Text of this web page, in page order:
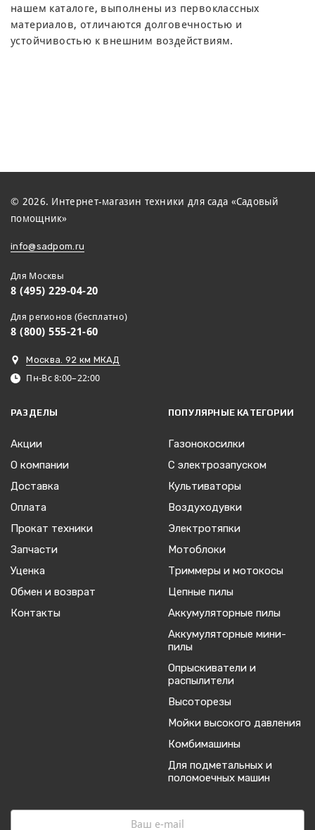
нашем каталоге, выполнены из первоклассных
материалов, отличаются долговечностью и
устойчивостью к внешним воздействиям.
© 2026. Интернет-магазин техники для сада «Садовый
помощник»
info@sadpom.ru
Для Москвы
8 (495) 229-04-20
Для регионов (бесплатно)
8 (800) 555-21-60
Москва. 92 км МКАД
Пн-Вс 8:00–22:00
РАЗДЕЛЫ
Акции
О компании
Доставка
Оплата
Прокат техники
Запчасти
Уценка
Обмен и возврат
Контакты
ПОПУЛЯРНЫЕ КАТЕГОРИИ
Газонокосилки
С электрозапуском
Культиваторы
Воздуходувки
Электротяпки
Мотоблоки
Триммеры и мотокосы
Цепные пилы
Аккумуляторные пилы
Аккумуляторные мини-
пилы
Опрыскиватели и
распылители
Высоторезы
Мойки высокого давления
Комбимашины
Для подметальных и
поломоечных машин